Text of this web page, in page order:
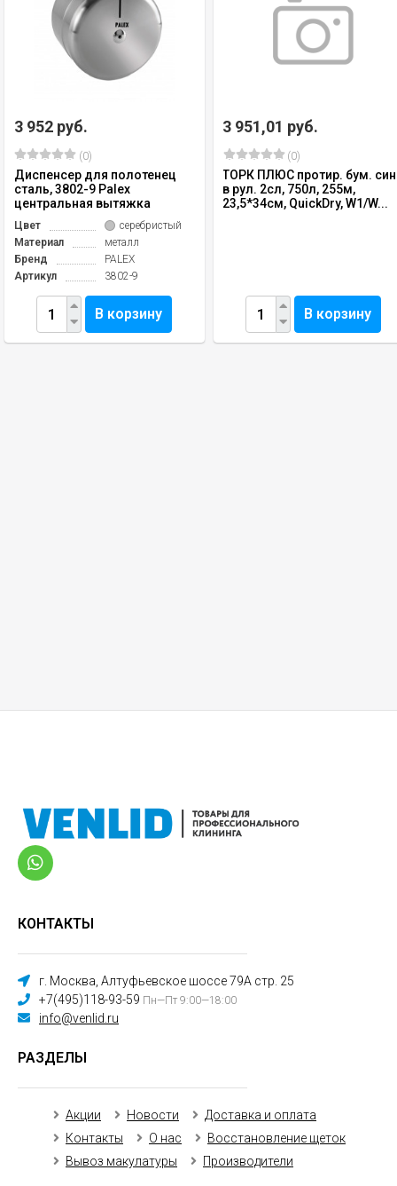
3 952 руб.
(0)
Диспенсер для полотенец
сталь, 3802-9 Palex
центральная вытяжка
Цвет
серебристый
Материал
металл
Бренд
PALEX
Артикул
3802-9
В корзину
3 951,01 руб.
(0)
ТОРК ПЛЮС протир. бум.
в рул. 2сл, 750л, 255м,
23,5*34см, QuickDry, W1/W...
В корзину
КОНТАКТЫ
г. Москва, Алтуфьевское шоссе 79А стр. 25
+7(495)118-93-59 Пн—Пт 9:00—18:00
info@venlid.ru
РАЗДЕЛЫ
Акции Новости
Доставка и оплата
Контакты
О нас
Восстановление щеток
Вывоз макулатуры
Производители